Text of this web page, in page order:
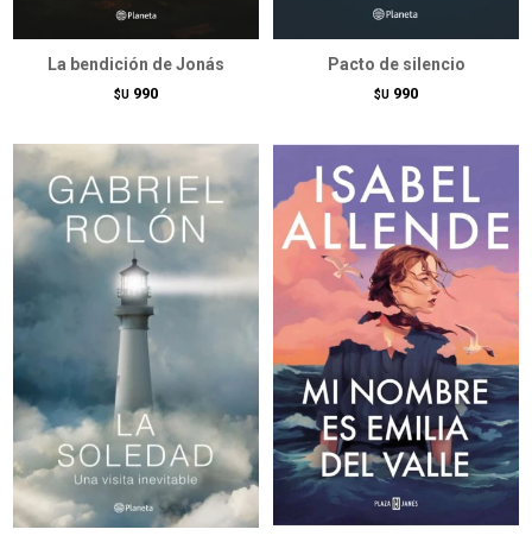
La bendición de Jonás
$U 990
Pacto de silencio
$U 990